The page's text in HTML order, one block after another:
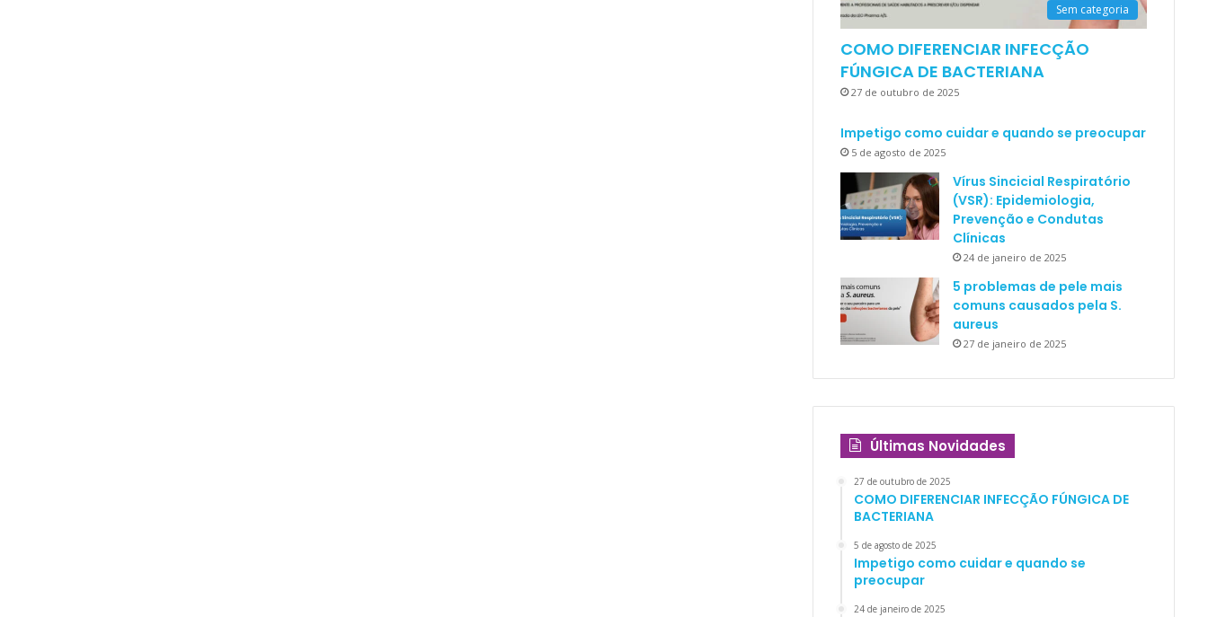
Sem categoria
COMO DIFERENCIAR INFECÇÃO
FÚNGICA DE BACTERIANA
27 de outubro de 2025
Impetigo como cuidar e quando se preocupar
5 de agosto de 2025
Vírus Sincicial Respiratório
(VSR): Epidemiologia,
Prevenção e Condutas
Clínicas
24 de janeiro de 2025
5 problemas de pele mais
comuns causados pela S.
aureus
27 de janeiro de 2025
Últimas Novidades
27 de outubro de 2025
COMO DIFERENCIAR INFECÇÃO FÚNGICA DE
BACTERIANA
5 de agosto de 2025
Impetigo como cuidar e quando se
preocupar
24 de janeiro de 2025